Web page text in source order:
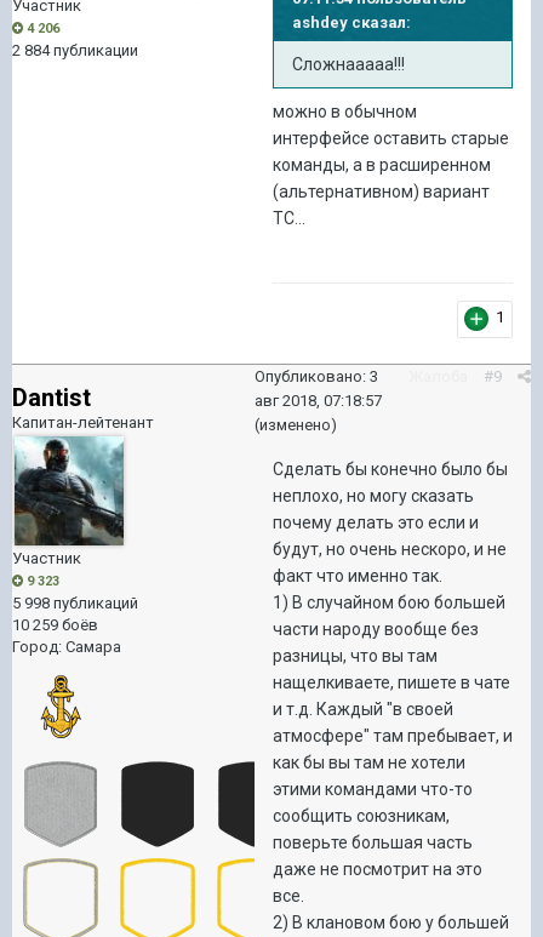
Участник
4 206
2 884 публикации
ashdey сказал:
Сложнааааа!!!
можно в обычном
интерфейсе оставить старые
команды, а в расширенном
(альтернативном) вариант
ТС...
1
Dantist
Капитан-лейтенант
Участник
9 323
5 998 публикаций
10 259 боёв
Город: Самара
#9
Опубликовано: 3
авг 2018, 07:18:57
(изменено)
Сделать бы конечно было бы
неплохо, но могу сказать
почему делать это если и
будут, но очень нескоро, и не
факт что именно так.
1) В случайном бою большей
части народу вообще без
разницы, что вы там
нащелкиваете, пишете в чате
и т.д. Каждый "в своей
атмосфере" там пребывает, и
как бы вы там не хотели
этими командами что-то
сообщить союзникам,
поверьте большая часть
даже не посмотрит на это
все.
2) В клановом бою у большей